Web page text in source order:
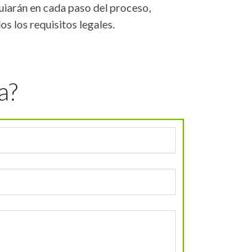
en cada paso del proceso,
los requisitos legales.